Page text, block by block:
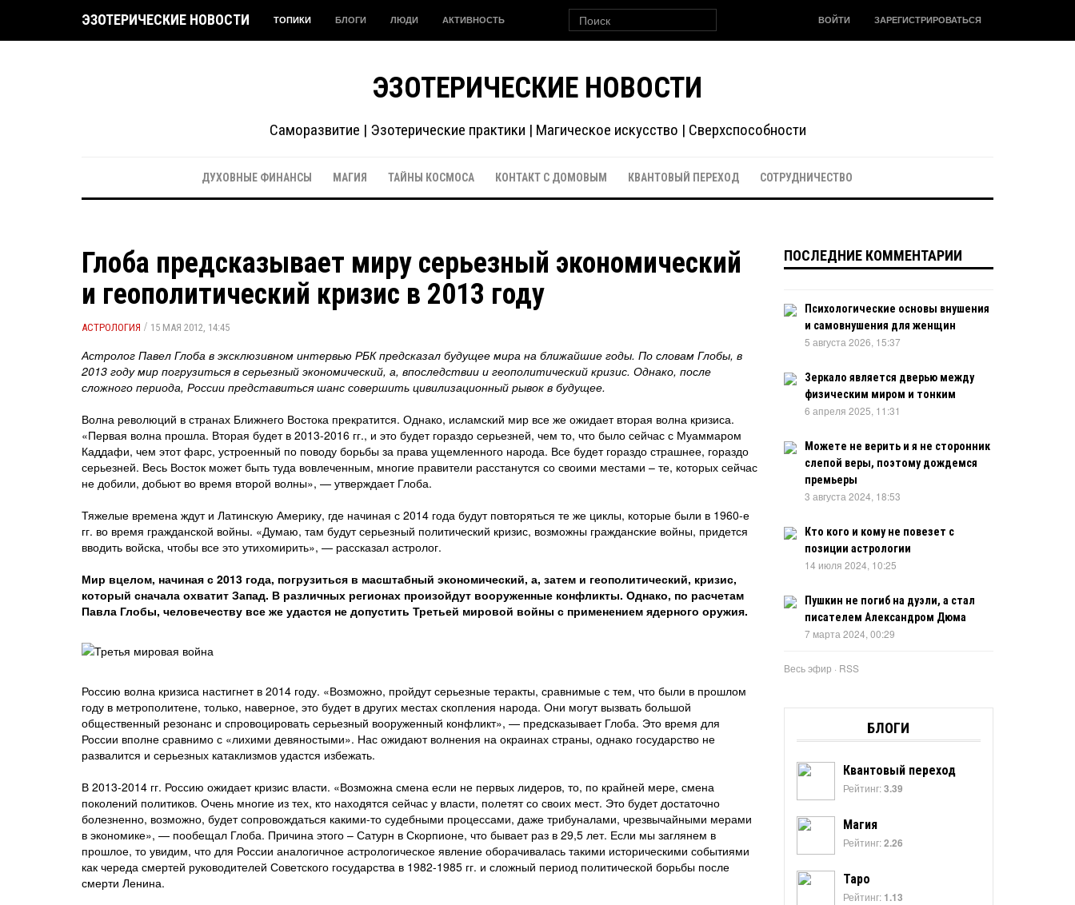
ЭЗОТЕРИЧЕСКИЕ НОВОСТИ ТОПИКИ БЛОГИ ЛЮДИ АКТИВНОСТЬ ВОЙТИ ЗАРЕГИСТРИРОВАТЬСЯ
ЭЗОТЕРИЧЕСКИЕ НОВОСТИ
Саморазвитие | Эзотерические практики | Магическое искусство | Сверхспособности
ДУХОВНЫЕ ФИНАНСЫ МАГИЯ ТАЙНЫ КОСМОСА КОНТАКТ С ДОМОВЫМ КВАНТОВЫЙ ПЕРЕХОД СОТРУДНИЧЕСТВО
Глоба предсказывает миру серьезный экономический
и геополитический кризис в 2013 году
АСТРОЛОГИЯ / 15 МАЯ 2012, 14:45
Астролог Павел Глоба в эксклюзивном интервью РБК предсказал будущее мира на ближайшие годы. По словам Глобы, в
2013 году мир погрузиться в серьезный экономический, а, впоследствии и геополитический кризис. Однако, после
сложного периода, России представиться шанс совершить цивилизационный рывок в будущее.
Волна революций в странах Ближнего Востока прекратится. Однако, исламский мир все же ожидает вторая волна кризиса.
«Первая волна прошла. Вторая будет в 2013-2016 гг., и это будет гораздо серьезней, чем то, что было сейчас с Муаммаром
Каддафи, чем этот фарс, устроенный по поводу борьбы за права ущемленного народа. Все будет гораздо страшнее, гораздо
серьезней. Весь Восток может быть туда вовлеченным, многие правители расстанутся со своими местами – те, которых сейчас
не добили, добьют во время второй волны», — утверждает Глоба.
Тяжелые времена ждут и Латинскую Америку, где начиная с 2014 года будут повторяться те же циклы, которые были в 1960-е
гг. во время гражданской войны. «Думаю, там будут серьезный политический кризис, возможны гражданские войны, придется
вводить войска, чтобы все это утихомирить», — рассказал астролог.
Мир вцелом, начиная с 2013 года, погрузиться в масштабный экономический, а, затем и геополитический, кризис,
который сначала охватит Запад. В различных регионах произойдут вооруженные конфликты. Однако, по расчетам
Павла Глобы, человечеству все же удастся не допустить Третьей мировой войны с применением ядерного оружия.
Россию волна кризиса настигнет в 2014 году. «Возможно, пройдут серьезные теракты, сравнимые с тем, что были в прошлом
году в метрополитене, только, наверное, это будет в других местах скопления народа. Они могут вызвать большой
общественный резонанс и спровоцировать серьезный вооруженный конфликт», — предсказывает Глоба. Это время для
России вполне сравнимо с «лихими девяностыми». Нас ожидают волнения на окраинах страны, однако государство не
развалится и серьезных катаклизмов удастся избежать.
В 2013-2014 гг. Россию ожидает кризис власти. «Возможна смена если не первых лидеров, то, по крайней мере, смена
поколений политиков. Очень многие из тех, кто находятся сейчас у власти, полетят со своих мест. Это будет достаточно
болезненно, возможно, будет сопровождаться какими-то судебными процессами, даже трибуналами, чрезвычайными мерами
в экономике», — пообещал Глоба. Причина этого – Сатурн в Скорпионе, что бывает раз в 29,5 лет. Если мы заглянем в
прошлое, то увидим, что для России аналогичное астрологическое явление оборачивалась такими историческими событиями
как череда смертей руководителей Советского государства в 1982-1985 гг. и сложный период политической борьбы после
смерти Ленина.
ПОСЛЕДНИЕ КОММЕНТАРИИ
Психологические основы внушения
и самовнушения для женщин
5 августа 2026, 15:37
Зеркало является дверью между
физическим миром и тонким
6 апреля 2025, 11:31
Можете не верить и я не сторонник
слепой веры, поэтому дождемся
премьеры
3 августа 2024, 18:53
Кто кого и кому не повезет с
позиции астрологии
14 июля 2024, 10:25
Пушкин не погиб на дуэли, а стал
писателем Александром Дюма
7 марта 2024, 00:29
Весь эфир · RSS
БЛОГИ
Квантовый переход
Рейтинг:3.39
Магия
Рейтинг:2.26
Таро
Рейтинг: 1.13